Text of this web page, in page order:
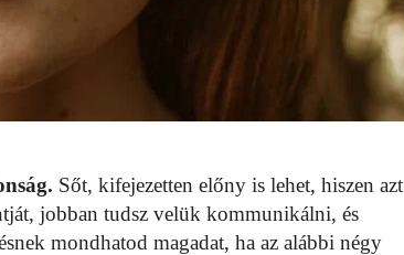
Sőt, kifejezetten előny is lehet, hiszen azt
jobban tudsz velük kommunikálni, és
mondhatod magadat, ha az alábbi négy